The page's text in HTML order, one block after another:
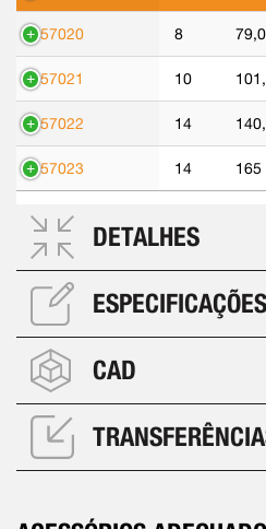
557020 8 79,0
557021 10
557022 14
557023 14 165
DETALHES
CAD